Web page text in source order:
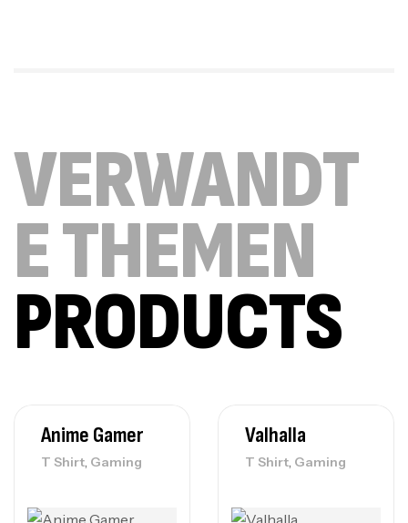
VERWANDT
E THEMEN
PRODUCTS
Anime Gamer
T Shirt Gaming
Valhalla
T Shirt Gaming